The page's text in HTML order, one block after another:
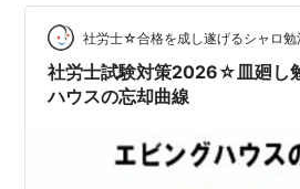
で、選択式の救済科目が、労災、
って、択一式の救済科目で雇用が
社労士☆合格を成し遂げるシャロ勉
社労士試験対策2026☆皿廻し
ハウスの忘却曲線